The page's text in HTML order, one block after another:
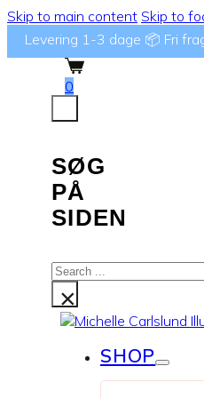
Skip to main content Skip to
Levering 1-3 dage 📦 Fri
0
SØG
PÅ
SIDEN
Search
...×
SHOP